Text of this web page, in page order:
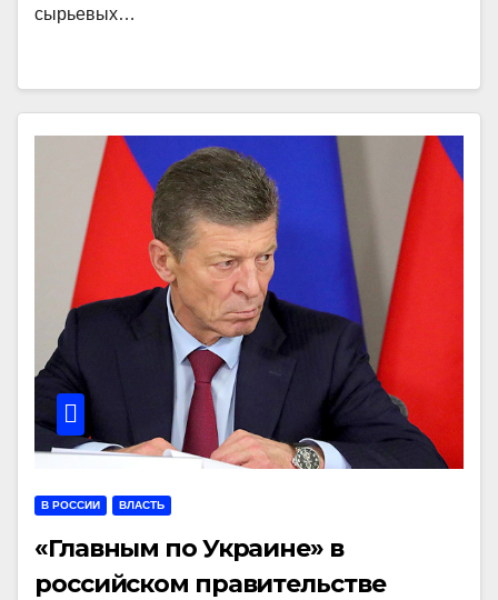
сырьевых…
В РОССИИ ВЛАСТЬ
«Главным по Украине» в
российском правительстве